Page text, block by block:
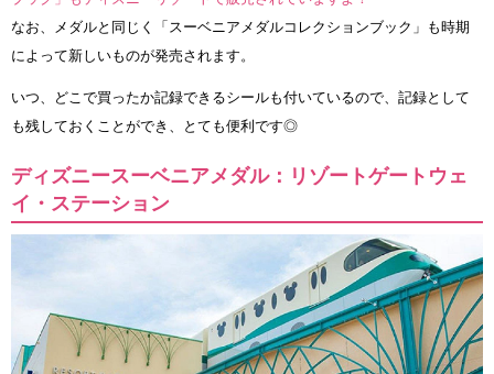
なお、メダルと同じく「スーベニアメダルコレクションブック」も時期
によって新しいものが発売されます。
いつ、どこで買ったか記録できるシールも付いているので、記録として
も残しておくことができ、とても便利です◎
ディズニースーベニアメダル：リゾートゲートウェ
イ・ステーション